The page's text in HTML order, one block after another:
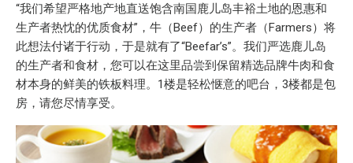
“我们希望严格地产地直送饱含南国鹿儿岛丰裕土地的恩惠和
生产者热忱的优质食材”，牛（Beef）的生产者（Farmers）将
此想法付诸于行动，于是就有了“Beefar’s”。我们严选鹿儿岛
的生产者和食材，您可以在这里品尝到保留精选品牌牛肉和食
材本身的鲜美的铁板料理。1楼是轻松惬意的吧台，3楼都是包
房，请您尽情享受。